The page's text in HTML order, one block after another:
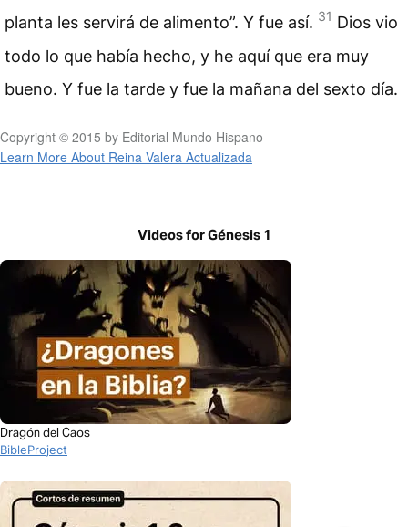
planta les servirá de alimento”. Y fue así. 31 Dios vio
todo lo que había hecho, y he aquí que era muy
bueno. Y fue la tarde y fue la mañana del sexto día.
Copyright © 2015 by Editorial Mundo Hispano
Learn More About Reina Valera Actualizada
Videos for Génesis 1
Dragón del Caos
BibleProject